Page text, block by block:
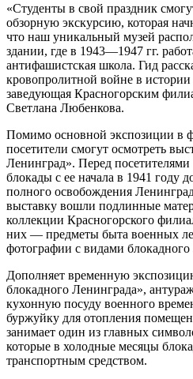
«Студенты в свой праздник
обзорную экскурсию, которая
что наш уникальный музей
здании, где в 1943—1947 гг.
антифашистская школа. Гид
кровопролитной войне в
заведующая Красногорским
Светлана Любенкова.
Помимо основной экспозиции в
посетители смогут осмотреть
Ленинград». Перед посетителями
блокады с ее начала в 1941 году
полного освобождения
выставку вошли подлинные
коллекции Красногорского
них — предметы быта военных
фотографии с видами
Дополняет временную
блокадного Ленинграда»,
кухонную посуду военного
буржуйку для отопления
занимает один из главных
которые в холодные месяцы
транспортным средством.